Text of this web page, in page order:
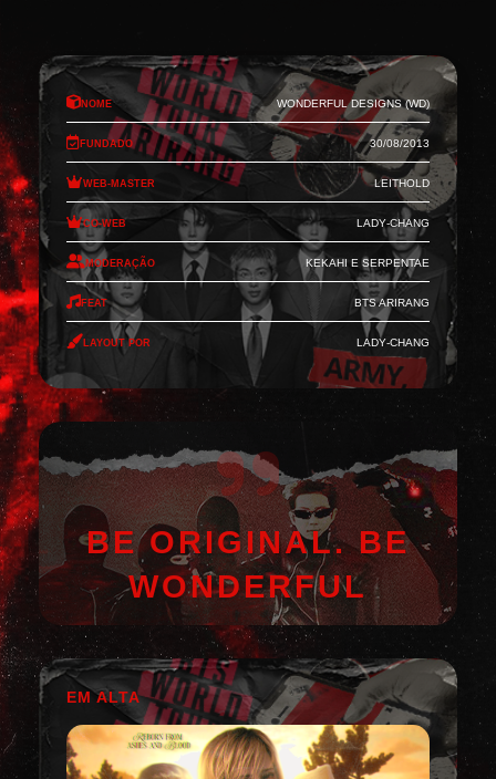
Nome Wonderful Designs (WD)
Fundado 30/08/2013
Web-Master Leithold
Co-Web Lady-Chang
Moderação Kekahi e Serpentae
Feat BTS Arirang
Layout por Lady-Chang
BE ORIGINAL. BE
WONDERFUL
EM ALTA